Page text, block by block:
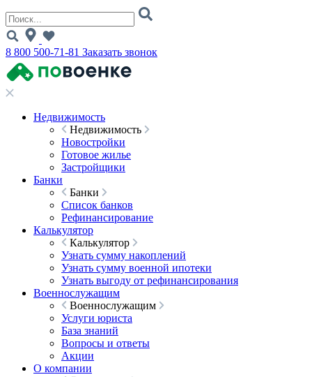
8 800 500-71-81 Заказать звонок
Недвижимость
Недвижимость
Новостройки
Готовое жилье
Застройщики
Банки
Банки
Список банков
Рефинансирование
Калькулятор
Калькулятор
Узнать сумму накоплений
Узнать сумму военной ипотеки
Узнать выгоду от рефинансирования
Военнослужащим
Военнослужащим
Услуги юриста
База знаний
Вопросы и ответы
Акции
О компании